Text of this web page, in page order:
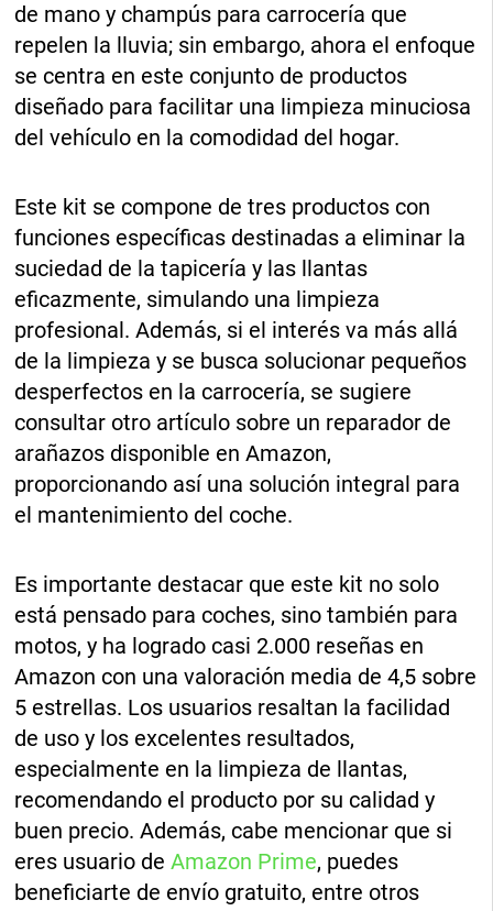
de mano y champús para carrocería que
repelen la lluvia; sin embargo, ahora el enfoque
se centra en este conjunto de productos
diseñado para facilitar una limpieza minuciosa
del vehículo en la comodidad del hogar.
Este kit se compone de tres productos con
funciones específicas destinadas a eliminar la
suciedad de la tapicería y las llantas
eficazmente, simulando una limpieza
profesional. Además, si el interés va más allá
de la limpieza y se busca solucionar pequeños
desperfectos en la carrocería, se sugiere
consultar otro artículo sobre un reparador de
arañazos disponible en Amazon,
proporcionando así una solución integral para
el mantenimiento del coche.
Es importante destacar que este kit no solo
está pensado para coches, sino también para
motos, y ha logrado casi 2.000 reseñas en
Amazon con una valoración media de 4,5 sobre
5 estrellas. Los usuarios resaltan la facilidad
de uso y los excelentes resultados,
especialmente en la limpieza de llantas,
recomendando el producto por su calidad y
buen precio. Además, cabe mencionar que si
eres usuario deAmazon Prime, puedes
beneficiarte de envío gratuito, entre otros